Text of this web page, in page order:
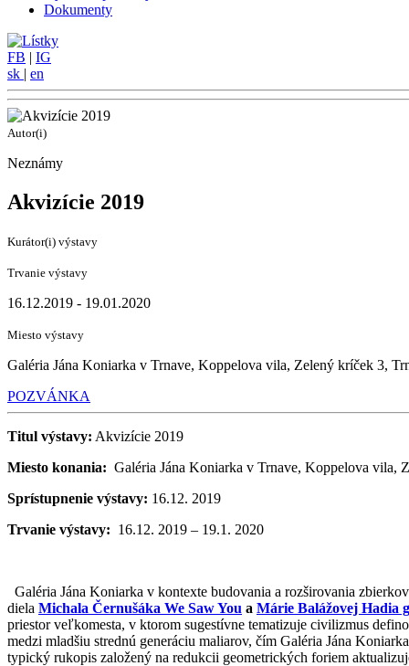
Dokumenty
FB | IG
sk | en
Autor(i)
Neznámy
Akvizície 2019
Kurátor(i) výstavy
Trvanie výstavy
16.12.2019 - 19.01.2020
Miesto výstavy
Galéria Jána Koniarka v Trnave, Koppelova vila, Zelený kríček 3,
POZVÁNKA
Titul výstavy: Akvizície 2019
Miesto konania: Galéria Jána Koniarka v Trnave, Koppelova vila,
Sprístupnenie výstavy: 16.12. 2019
Trvanie výstavy: 16.12. 2019 – 19.1. 2020
Galéria Jána Koniarka v kontexte budovania a rozširovania
diela Michala Černušáka We Saw You a Márie Balážovej Hadia
priestor veľkomesta, v ktorom sugestívne tematizuje civilizmus
medzi mladšiu strednú generáciu maliarov, čím Galéria Jána
typický rukopis založený na redukcii geometrických foriem